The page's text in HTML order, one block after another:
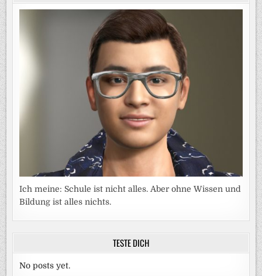
Ich meine: Schule ist nicht alles. Aber ohne Wissen und
Bildung ist alles nichts.
TESTE DICH
No posts yet.